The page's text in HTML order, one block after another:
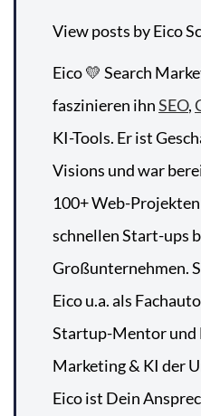
View posts by Eico
Eico 💛 Search
faszinieren ihnSEO,
KI-Tools. Er ist
Visions und war
100+ Web-
schnellen Start-ups
Großunternehmen.
Eico u.a. als
Startup-Mentor und
Marketing & KI der
Eico ist Dein